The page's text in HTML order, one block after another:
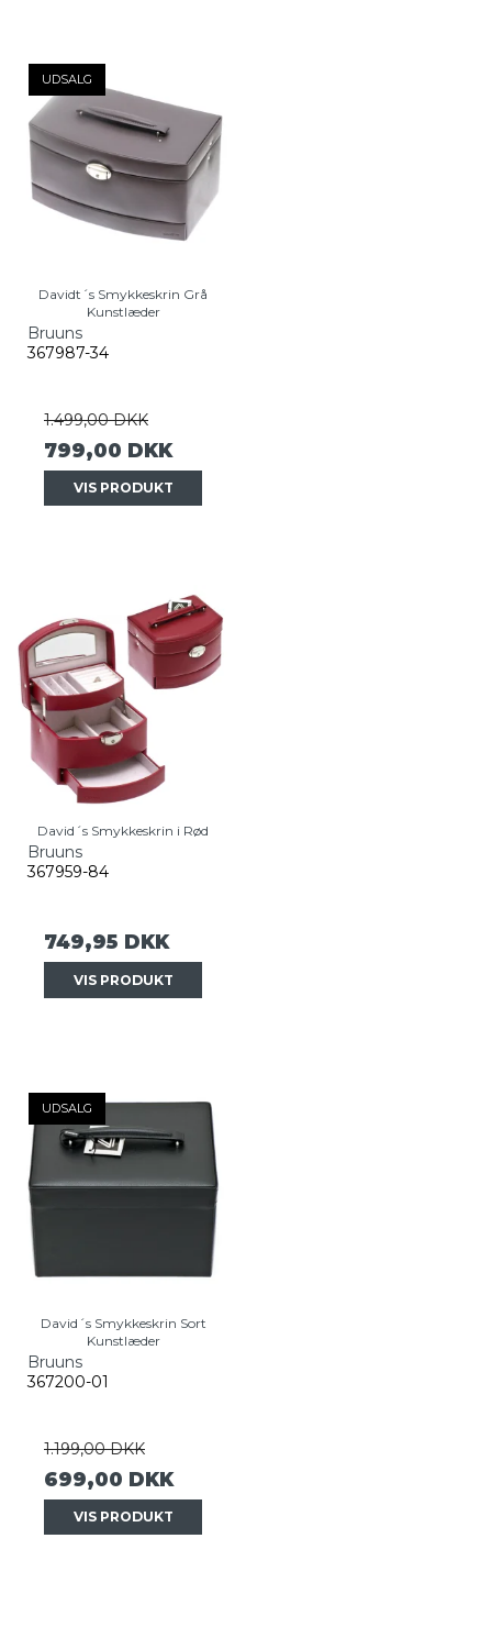
UDSALG
Davidt´s Smykkeskrin Grå
Kunstlæder
Bruuns
367987-34
1.499,00 DKK
799,00 DKK
VIS PRODUKT
David´s Smykkeskrin i Rød
Bruuns
367959-84
749,95 DKK
VIS PRODUKT
UDSALG
David´s Smykkeskrin Sort
Kunstlæder
Bruuns
367200-01
1.199,00 DKK
699,00 DKK
VIS PRODUKT